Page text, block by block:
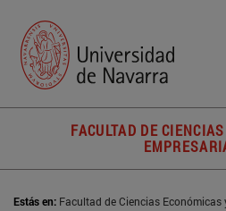
FACULTAD DE
Estás en: Facultad de Ciencias Económicas